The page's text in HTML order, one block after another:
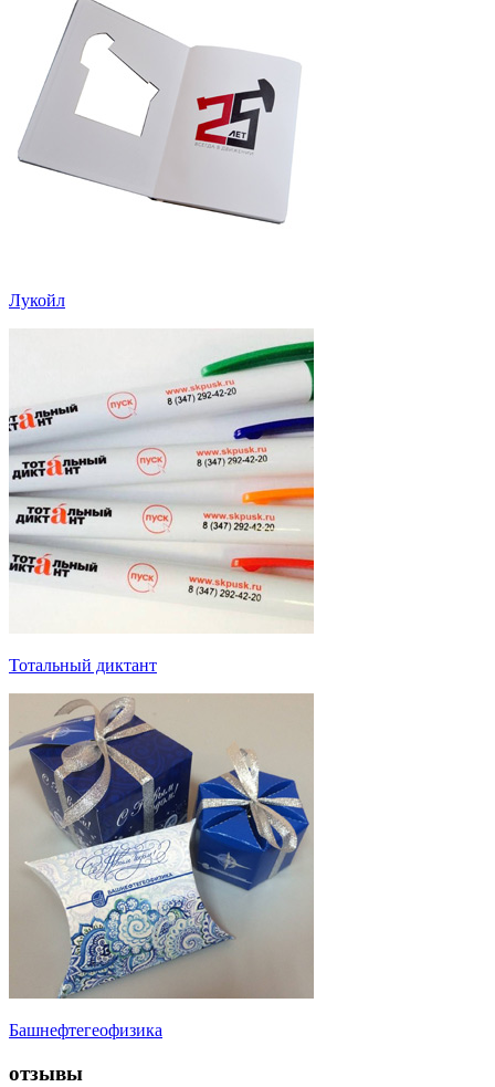
Лукойл
Тотальный диктант
Башнефтегеофизика
отзывы